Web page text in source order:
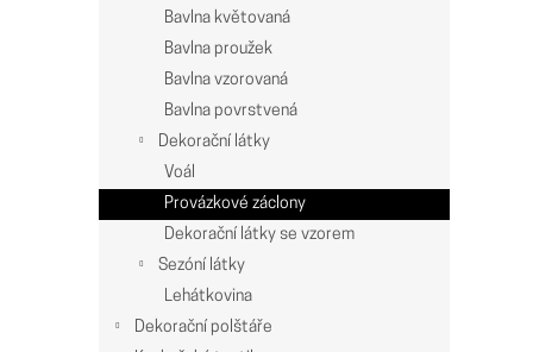
Bavlna květovaná
Bavlna proužek
Bavlna vzorovaná
Bavlna povrstvená
Dekorační látky
Voál
Provázkové záclony
Dekorační látky se vzorem
Sezóní látky
Lehátkovina
Dekorační polštáře